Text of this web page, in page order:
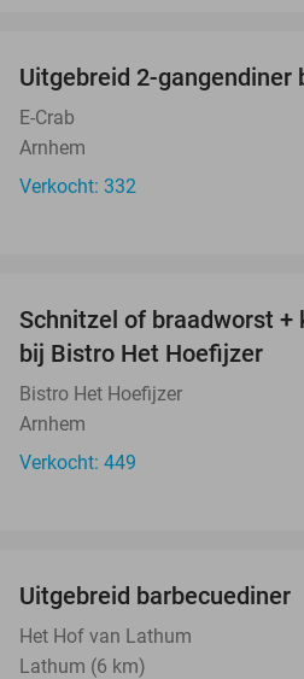
Uitgebreid 2-gangendiner
E-Crab
Arnhem
Verkocht: 332
Schnitzel of braadworst
bij Bistro Het Hoefijzer
Bistro Het Hoefijzer
Arnhem
Verkocht: 449
Uitgebreid barbecuediner
Het Hof van Lathum
Lathum (6 km)